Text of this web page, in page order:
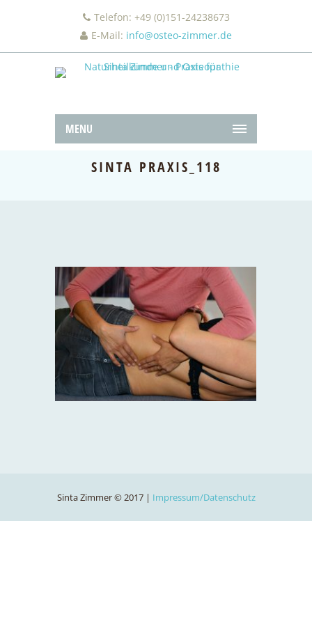
Telefon: +49 (0)151-24238673
E-Mail: info@osteo-zimmer.de
MENU
SINTA PRAXIS_118
Sinta Zimmer © 2017 | Impressum/Datenschutz